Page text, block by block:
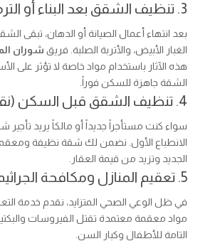
3. تنظيف الشقق بعد البناء أو الترميم
بعد انتهاء أعمال الصيانة أو الدهان، تبقى
الغبار الأبيض، والأتربة الصلبة. فريق شوران
هذه الآثار باستخدام مواد خاصة لا تؤثر على
الشقة جاهزة للسكن فوراً.
4. تنظيف الشقق قبل السكن (نقل عهدة)
سواء كنت مستأجراً جديداً أو مالكاً يريد تأجير
الانطباع الأول. نضمن لك شقة نظيفة
الجديد وتزيد من قيمة العقار.
5. تعقيم المنازل ومكافحة الجراثيم
في ظل الوعي الصحي المتزايد، نقدم خدمة
مواد معقمة معتمدة تقتل الفيروسات
التامة للأطفال وكبار السن.